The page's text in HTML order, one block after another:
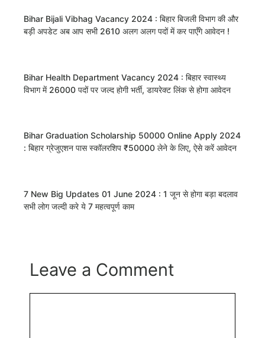
Bihar Bijali Vibhag Vacancy 2024 : बिहार बिजली विभाग की और
बड़ी अपडेट अब आप सभी 2610 अलग अलग पदों में कर पाएँगे आवेदन !
Bihar Health Department Vacancy 2024 : बिहार स्वास्थ्य
विभाग में 26000 पदों पर जल्द होगी भर्ती, डायरेक्ट लिंक से होगा आवेदन
Bihar Graduation Scholarship 50000 Online Apply 2024
: बिहार ग्रेजुएशन पास स्कॉलरशिप ₹50000 लेने के लिए, ऐसे करें आवेदन
7 New Big Updates 01 June 2024 : 1 जून से होगा बड़ा बदलाव
सभी लोग जल्दी करे ये 7 महत्वपूर्ण काम
Leave a Comment